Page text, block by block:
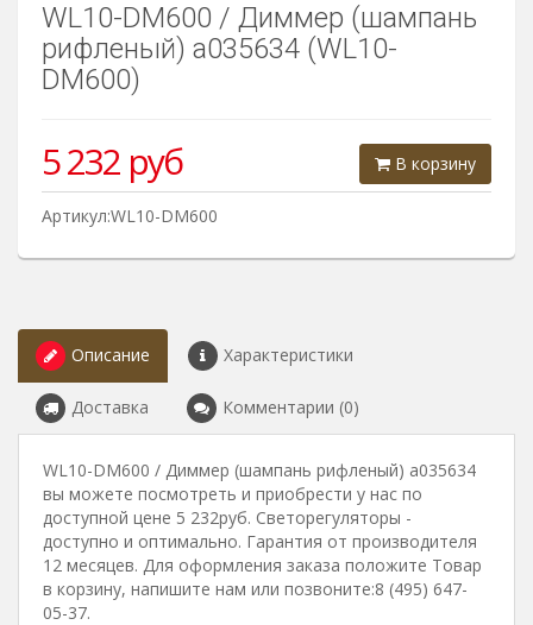
WL10-DM600 / Диммер (шампань
рифленый) a035634 (WL10-
DM600)
В корзину
5 232 руб
Артикул:WL10-DM600
Описание Характеристики
Доставка Комментарии (0)
WL10-DM600 / Диммер (шампань рифленый) a035634
вы можете посмотреть и приобрести у нас по
доступной цене 5 232руб. Светорегуляторы -
доступно и оптимально. Гарантия от производителя
12 месяцев. Для оформления заказа положите Товар
в корзину, напишите нам или позвоните:8 (495) 647-
05-37.